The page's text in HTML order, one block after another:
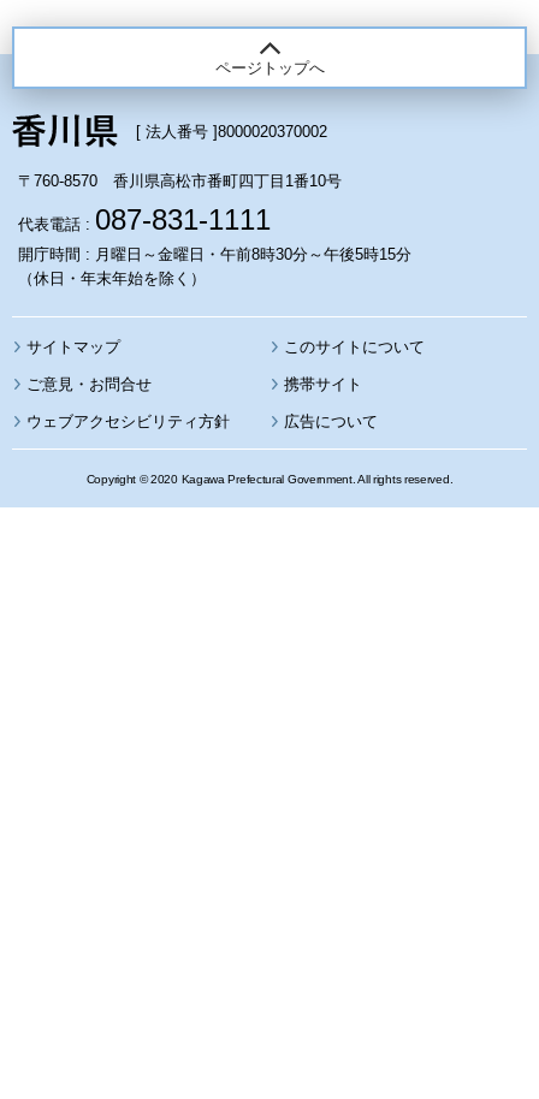
ページトップへ
[ 法人番号 ]8000020370002
〒760-8570 香川県高松市番町四丁目1番10号
代表電話 : 087-831-1111
開庁時間 : 月曜日～金曜日・午前8時30分～午後5時15分
（休日・年末年始を除く）
サイトマップ このサイトについて
携帯サイト
ウェブアクセシビリティ方針 広告について
Copyright © 2020 Kagawa Prefectural Government. All rights reserved.